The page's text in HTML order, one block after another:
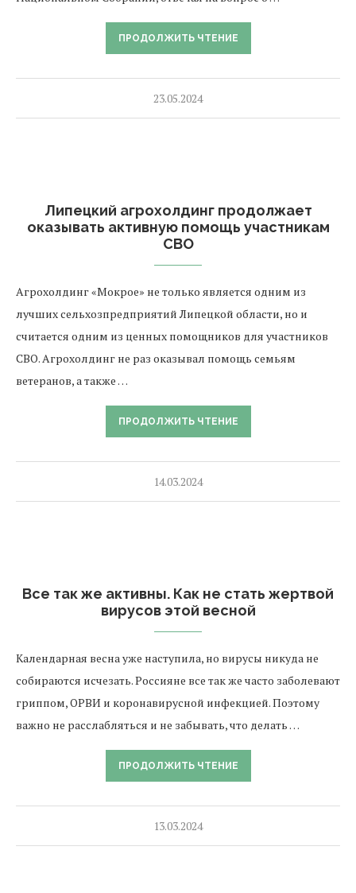
ПРОДОЛЖИТЬ ЧТЕНИЕ
23.05.2024
Липецкий агрохолдинг продолжает
оказывать активную помощь участникам
СВО
Агрохолдинг «Мокрое» не только является одним из
лучших сельхозпредприятий Липецкой области, но и
считается одним из ценных помощников для участников
СВО. Агрохолдинг не раз оказывал помощь семьям
ветеранов, а также …
ПРОДОЛЖИТЬ ЧТЕНИЕ
14.03.2024
Все так же активны. Как не стать жертвой
вирусов этой весной
Календарная весна уже наступила, но вирусы никуда не
собираются исчезать. Россияне все так же часто заболевают
гриппом, ОРВИ и коронавирусной инфекцией. Поэтому
важно не расслабляться и не забывать, что делать …
ПРОДОЛЖИТЬ ЧТЕНИЕ
13.03.2024